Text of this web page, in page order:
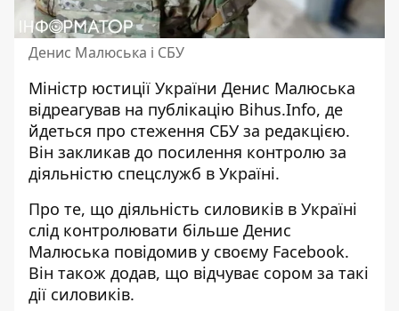
Денис Малюська і СБУ
Міністр юстиції України Денис Малюська
відреагував на публікацію Bihus.Info, де
йдеться про стеження СБУ за редакцією.
Він закликав до посилення контролю за
діяльністю спецслужб в Україні.
Про те, що діяльність силовиків в Україні
слід контролювати більше Денис
Малюська повідомив у своєму Facebook.
Він також додав, що відчуває сором за такі
дії силовиків.